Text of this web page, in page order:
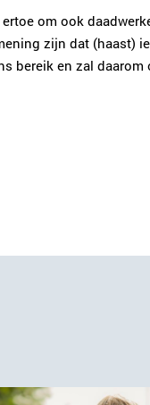
om ook
zijn dat (haast)
bereik en zal